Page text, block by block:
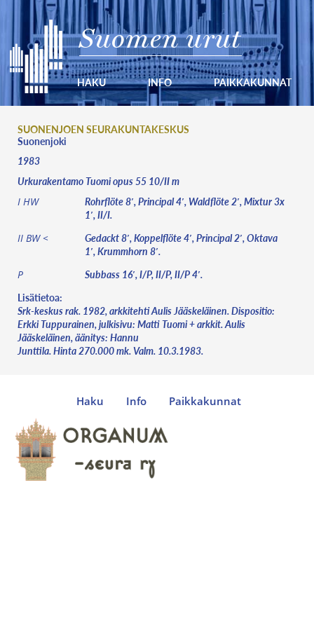
Suomen urut
HAKU INFO PAIKKAKUNNAT
SUONENJOEN SEURAKUNTAKESKUS
Suonenjoki
1983
Urkurakentamo Tuomi opus 55 10/II m
I HW
Rohrflöte 8′, Principal 4′, Waldflöte 2′, Mixtur 3x
1′, II/I.
II BW <
Gedackt 8′, Koppelflöte 4′, Principal 2′, Oktava
1′, Krummhorn 8′.
P
Subbass 16′, I/P, II/P, II/P 4′.
Lisätietoa:
Srk-keskus rak. 1982, arkkitehti Aulis Jääskeläinen. Dispositio:
Erkki Tuppurainen, julkisivu: Matti Tuomi + arkkit. Aulis
Jääskeläinen, äänitys: Hannu
Junttila. Hinta 270.000 mk. Valm. 10.3.1983.
Haku Info Paikkakunnat